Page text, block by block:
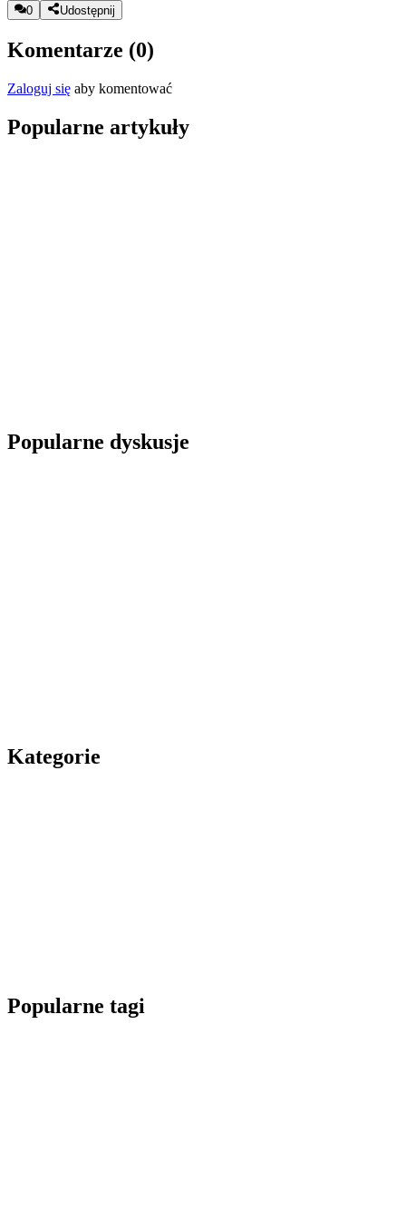
0 Udostępnij
Komentarze (0)
Zaloguj się aby komentować
Popularne artykuły
Popularne dyskusje
Kategorie
Popularne tagi